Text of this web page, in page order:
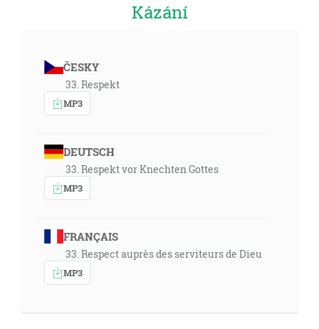
Kázání
ČESKY
33. Respekt
MP3
DEUTSCH
33. Respekt vor Knechten Gottes
MP3
FRANÇAIS
33. Respect auprès des serviteurs de Dieu
MP3